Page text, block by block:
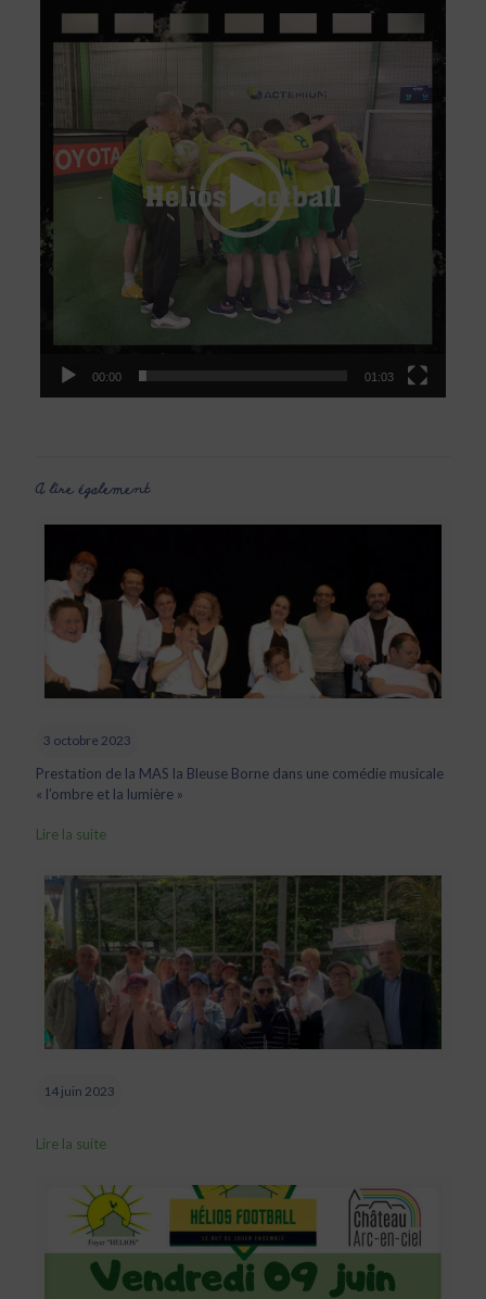
00:00 01:03
A lire également
3 octobre 2023
Prestation de la MAS la Bleuse Borne dans une comédie musicale
« l’ombre et la lumière »
Lire la suite
14 juin 2023
Lire la suite